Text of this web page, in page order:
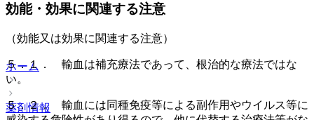
効能・効果に関連する注意
（効能又は効果に関連する注意）
５．１． 輸血は補充療法であって、根治的な療法ではな
い。
５．２． 輸血には同種免疫等による副作用やウイルス等に
ホーム
薬剤情報